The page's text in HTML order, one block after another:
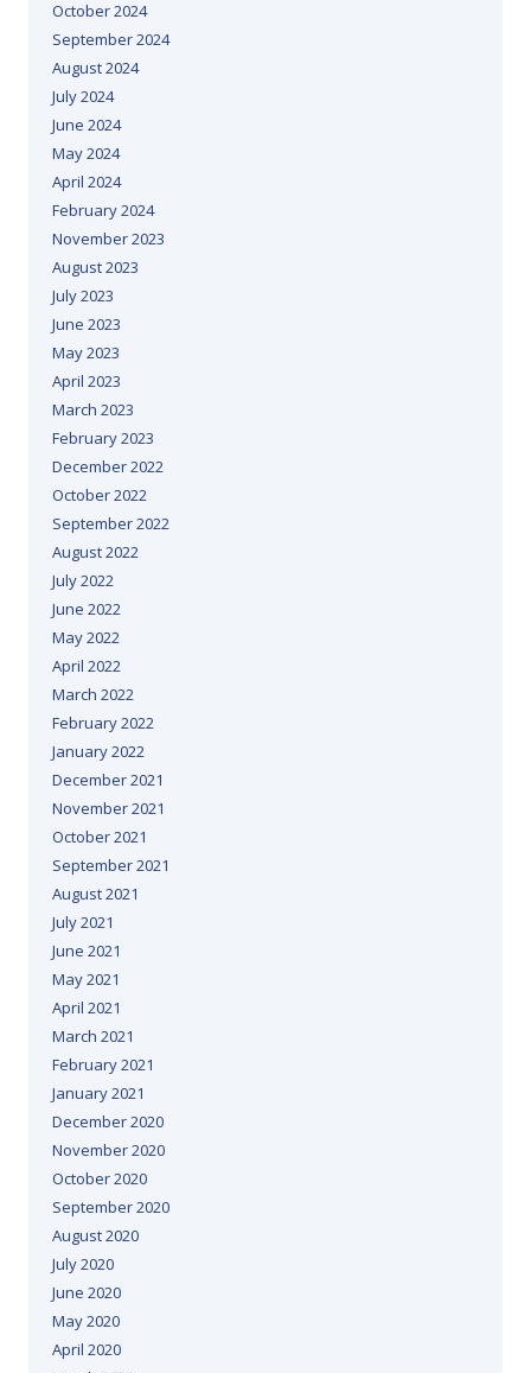
October 2024
September 2024
August 2024
July 2024
June 2024
May 2024
April 2024
February 2024
November 2023
August 2023
July 2023
June 2023
May 2023
April 2023
March 2023
February 2023
December 2022
October 2022
September 2022
August 2022
July 2022
June 2022
May 2022
April 2022
March 2022
February 2022
January 2022
December 2021
November 2021
October 2021
September 2021
August 2021
July 2021
June 2021
May 2021
April 2021
March 2021
February 2021
January 2021
December 2020
November 2020
October 2020
September 2020
August 2020
July 2020
June 2020
May 2020
April 2020